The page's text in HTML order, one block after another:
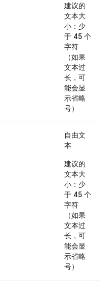
建议的
文本大
小：少
于 45 个
字符
（如果
文本过
长，可
能会显
示省略
号）
自由文
本
建议的
文本大
小：少
于 45 个
字符
（如果
文本过
长，可
能会显
示省略
号）